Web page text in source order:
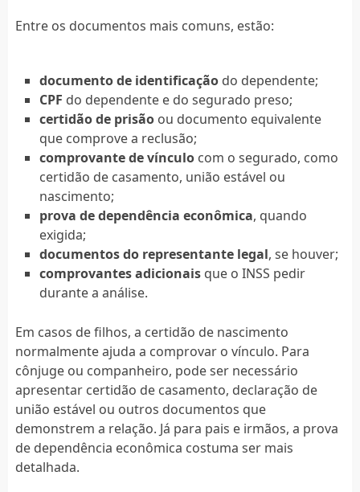
Entre os documentos mais comuns, estão:
documento de identificaçãodo dependente;
CPF do dependente e do segurado preso;
certidão de prisãoou documento equivalente
que comprove a reclusão;
comprovante de vínculocom o segurado, como
certidão de casamento, união estável ou
nascimento;
prova de dependência econômica, quando
exigida;
documentos do representante legal, se houver;
comprovantes adicionaisque o INSS pedir
durante a análise.
Em casos de filhos, a certidão de nascimento
normalmente ajuda a comprovar o vínculo. Para
cônjuge ou companheiro, pode ser necessário
apresentar certidão de casamento, declaração de
união estável ou outros documentos que
demonstrem a relação. Já para pais e irmãos, a prova
de dependência econômica costuma ser mais
detalhada.